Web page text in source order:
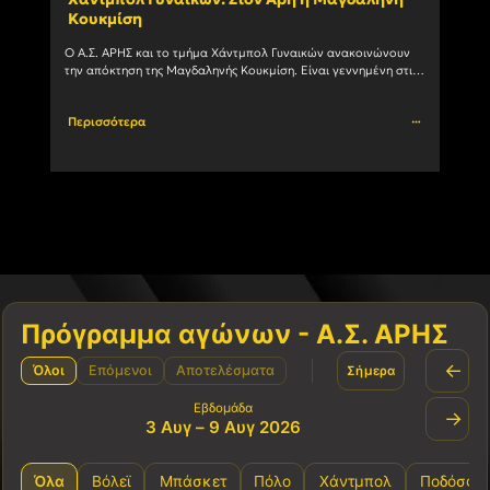
Κουκμίση
Ο Α.Σ. ΑΡΗΣ και το τμήμα Χάντμπολ Γυναικών ανακοινώνουν
την απόκτηση της Μαγδαληνής Κουκμίση. Είναι γεννημένη στις
Περισσότερα
Πρόγραμμα αγώνων - Α.Σ. ΑΡΗΣ
Όλοι Επόμενοι Αποτελέσματα Σήμερα ←
Εβδομάδα
3 Αυγ – 9 Αυγ 2026 →
Όλα Βόλεϊ Μπάσκετ Πόλο Χάντμπολ